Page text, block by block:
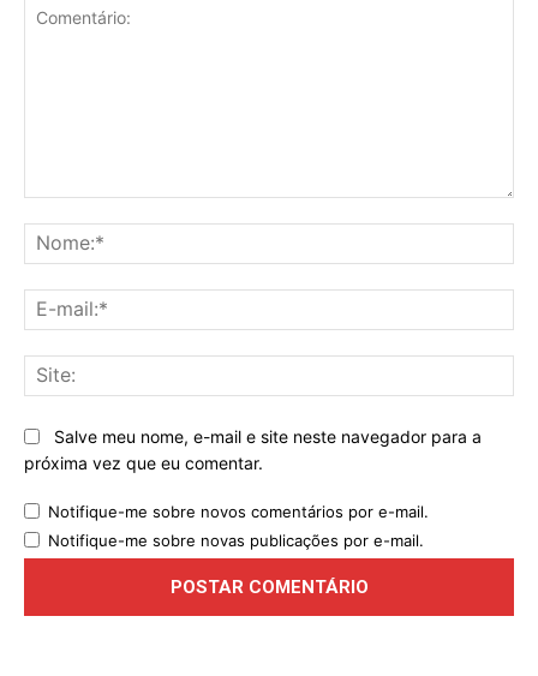
Salve meu nome, e-mail e site neste navegador para a
próxima vez que eu comentar.
Notifique-me sobre novos comentários por e-mail.
Notifique-me sobre novas publicações por e-mail.